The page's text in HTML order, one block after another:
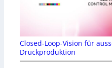
Closed-Loop-Vision für
Druckproduktion